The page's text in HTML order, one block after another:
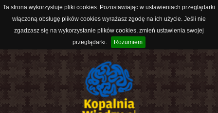
Ta strona wykorzystuje pliki cookies. Pozostawiając w ustawieniach przeglądarki
włączoną obsługę plików cookies wyrażasz zgodę na ich użycie. Jeśli nie
zgadzasz się na wykorzystanie plików cookies, zmień ustawienia swojej
przeglądarki.
Rozumiem